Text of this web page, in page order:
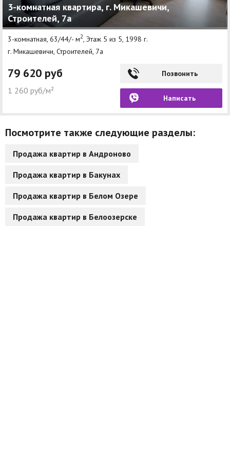
3-комнатная квартира, г. Микашевичи,
Строителей, 7а
3-комнатная, 63/44/- м2, Этаж 5 из 5, 1998 г.
г. Микашевичи, Строителей, 7а
79 620 руб
1 260 руб/м²
Позвонить
Написать
Посмотрите также следующие разделы:
Продажа квартир в Андроново
Продажа квартир в Бакунах
Продажа квартир в Белом Озере
Продажа квартир в Белоозерске